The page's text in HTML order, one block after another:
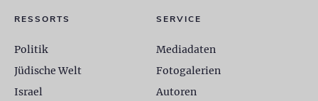
RESSORTS
Politik
Jüdische Welt
Israel
SERVICE
Mediadaten
Fotogalerien
Autoren